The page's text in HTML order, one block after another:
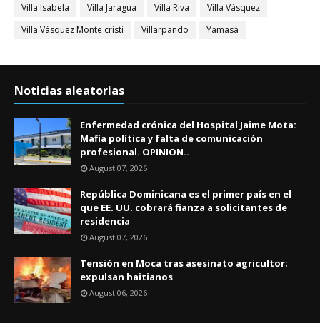
Villa Isabela
Villa Jaragua Villa Riva
Villa Vásquez
Villa Vásquez Monte cristi
Villarpando Yamasá
Noticias aleatorias
Enfermedad crónica del Hospital Jaime Mota:
Mafia política y falta de comunicación
profesional. OPINION..
August 07, 2026
República Dominicana es el primer país en el
que EE. UU. cobrará fianza a solicitantes de
residencia
August 07, 2026
Tensión en Moca tras asesinato agricultor;
expulsan haitianos
August 06, 2026